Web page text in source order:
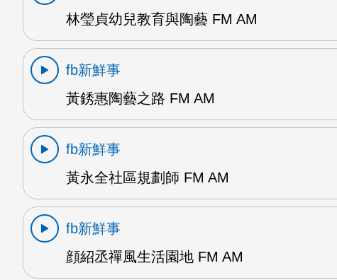
林瑩貞幼兒教育與陶藝 FM AM
fb新鮮事
黃銹惠陶藝之路 FM AM
fb新鮮事
黃永全社區規劃師 FM AM
fb新鮮事
顔紹丞禪風生活園地 FM AM